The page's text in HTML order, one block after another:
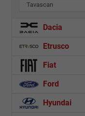
Tavascan
Dacia
Etrusco
Fiat
Ford
Hyundai